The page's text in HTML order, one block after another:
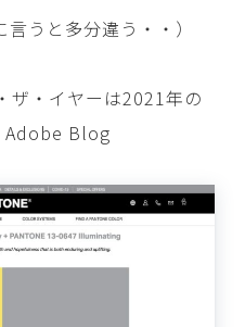
うと多分違う・・）
ザ・イヤーは2021年の
Adobe Blog